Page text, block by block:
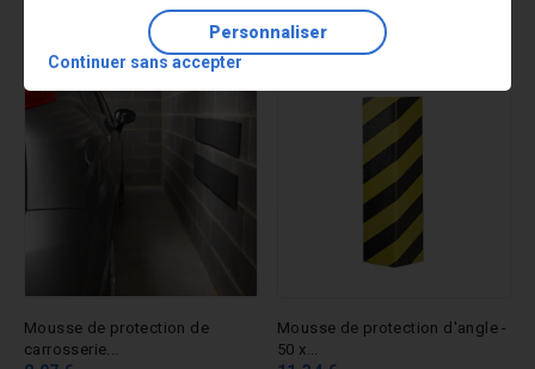
carrosserie...
11,08 €
Mousse de protection de
carrosserie...
Mousse de protection d'angle -
50 x...
Personnaliser
Continuer sans accepter